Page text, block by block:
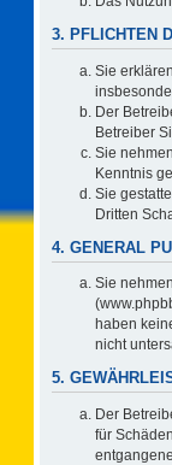
3. PFLICHTEN
Sie
Der
Betreiber
Sie
Kenntnis
Sie
Dritten
4. GENERAL
Sie
haben
nicht
5.
Der
für